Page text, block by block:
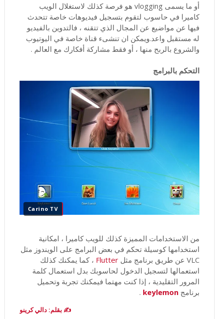
أو ما يسمى vlogging هو فرصة كذلك لاستغلال الويب
كاميرا في حاسوب لتقوم بتسجيل فيديوهات خاصة تتحدث
فيها عن مواضيع عن المجال الذي تتقنه ، فالتدوين بالفيديو
له مستقبل واعد.ويمكن ان تنشىء قناة خاصة في اليوتيوب
والشروع بالربح منها ، أو فقط مشاركة أفكارك مع العالم .
التحكم بالبرامج
Carino TV
من الاستخدامات المميزة كذلك للويب كاميرا ، امكانية
استخدامها كوسيلة تحكم في بعض البرامج على الويندوز مثل
VLC عن طريق برنامج مثل
Flutter ، كما يمكنك كذلك
استعمالها لتسجيل الدخول لحاسوبك بدل استعمال كلمة
المرور التقليدية ، إذا كنت مهتما فيمكنك تجربة وتحميل
برنامج keylemon
.
✍️ بقلم: دالي كرينو